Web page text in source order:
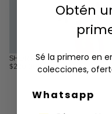
SHORT LINO DOTS
$220.000,00
Obtén
Sé la primero en
colecciones,
Whatsapp